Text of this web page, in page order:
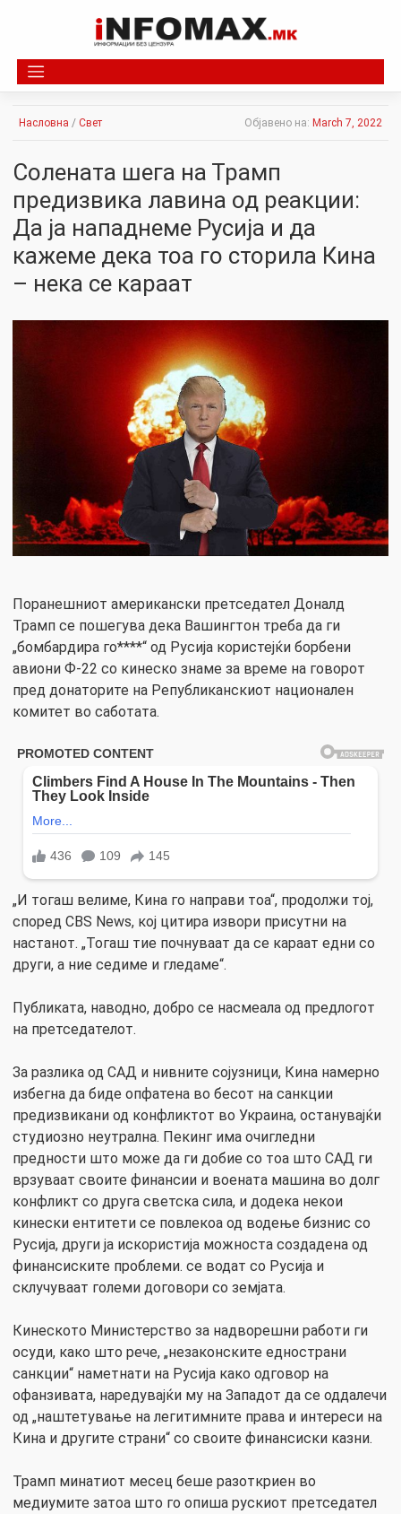
Насловна / Свет Објавено на: March 7, 2022
Солената шега на Трамп
предизвика лавина од реакции:
Да ја нападнеме Русија и да
кажеме дека тоа го сторила Кина
– нека се караат
Поранешниот американски претседател Доналд
Трамп се пошегува дека Вашингтон треба да ги
„бомбардира го****“ од Русија користејќи борбени
авиони Ф-22 со кинеско знаме за време на говорот
пред донаторите на Републиканскиот национален
комитет во саботата.
„И тогаш велиме, Кина го направи тоа“, продолжи тој,
според CBS News, кој цитира извори присутни на
настанот. „Тогаш тие почнуваат да се караат едни со
други, а ние седиме и гледаме“.
Публиката, наводно, добро се насмеала од предлогот
на претседателот.
За разлика од САД и нивните сојузници, Кина намерно
избегна да биде опфатена во бесот на санкции
предизвикани од конфликтот во Украина, останувајќи
студиозно неутрална. Пекинг има очигледни
предности што може да ги добие со тоа што САД ги
врзуваат своите финансии и воената машина во долг
конфликт со друга светска сила, и додека некои
кинески ентитети се повлекоа од водење бизнис со
Русија, други ја искористија можноста создадена од
финансиските проблеми. се водат со Русија и
склучуваат големи договори со земјата.
Кинеското Министерство за надворешни работи ги
осуди, како што рече, „незаконските еднострани
санкции“ наметнати на Русија како одговор на
офанзивата, наредувајќи му на Западот да се оддалечи
од „наштетување на легитимните права и интереси на
Кина и другите страни“ со своите финансиски казни.
Трамп минатиот месец беше разоткриен во
медиумите затоа што го опиша рускиот претседател